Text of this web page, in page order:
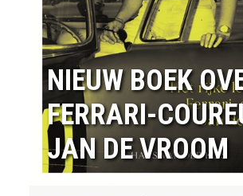
NIEUW BOEK
FERRARI-
JAN DE VROOM